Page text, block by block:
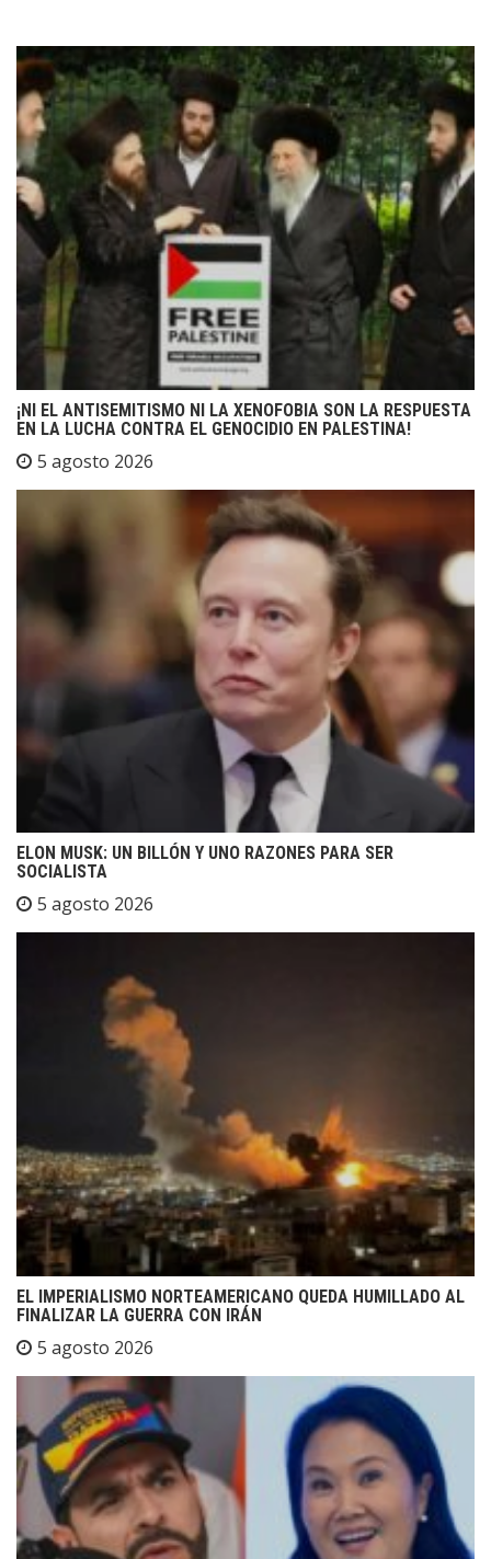
¡NI EL ANTISEMITISMO NI LA XENOFOBIA SON LA RESPUESTA
EN LA LUCHA CONTRA EL GENOCIDIO EN PALESTINA!
5 agosto 2026
ELON MUSK: UN BILLÓN Y UNO RAZONES PARA SER
SOCIALISTA
5 agosto 2026
EL IMPERIALISMO NORTEAMERICANO QUEDA HUMILLADO AL
FINALIZAR LA GUERRA CON IRÁN
5 agosto 2026